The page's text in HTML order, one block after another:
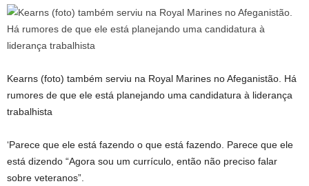
Kearns (foto) também serviu na Royal Marines no Afeganistão. Há
rumores de que ele está planejando uma candidatura à liderança
trabalhista
‘Parece que ele está fazendo o que está fazendo. Parece que ele
está dizendo “Agora sou um currículo, então não preciso falar
sobre veteranos”.